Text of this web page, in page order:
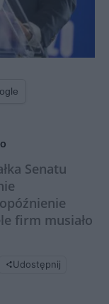
Senatu
firm musiało
Udostępnij